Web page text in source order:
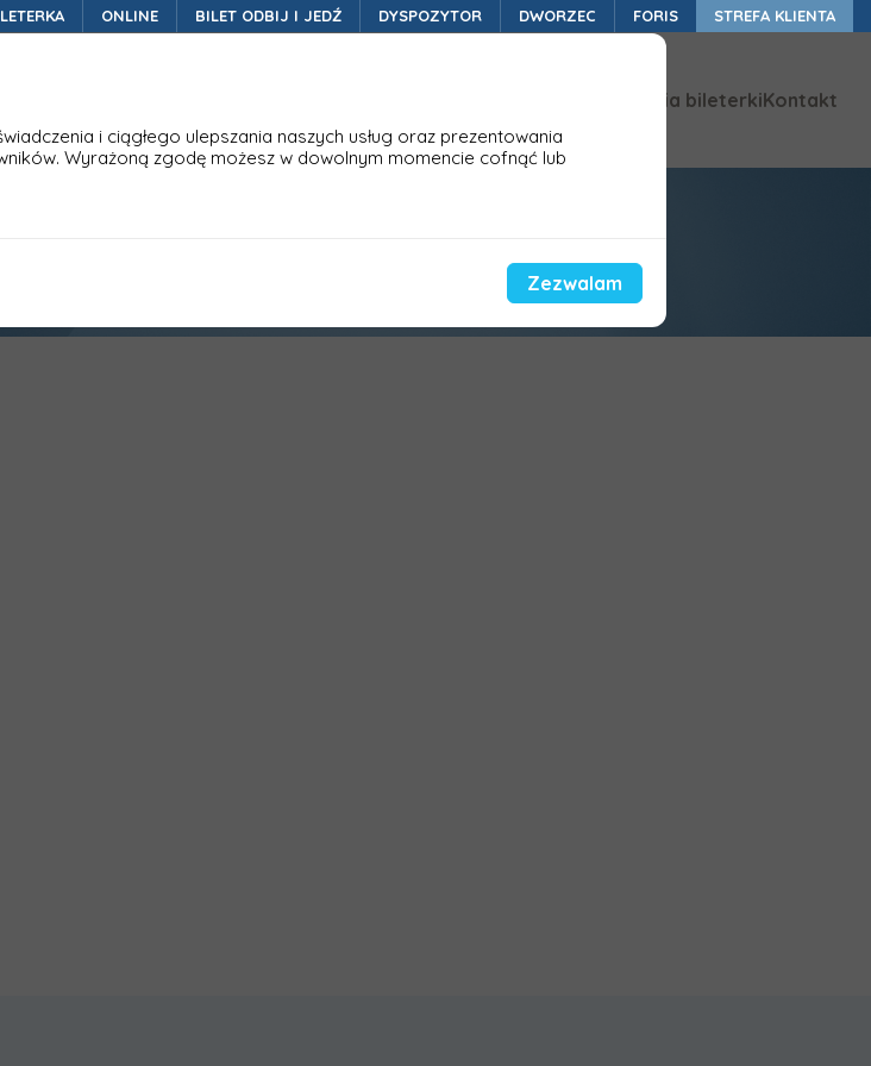
ONLINE BILET ODBIJ I JEDŹ DYSPOZYTOR DWORZEC FORIS STREFA KLIENTA
Akcesoria bileterkiKontakt
i ciągłego ulepszania naszych usług oraz prezentowania
Wyrażoną zgodę możesz w dowolnym momencie cofnąć lub
Zezwalam